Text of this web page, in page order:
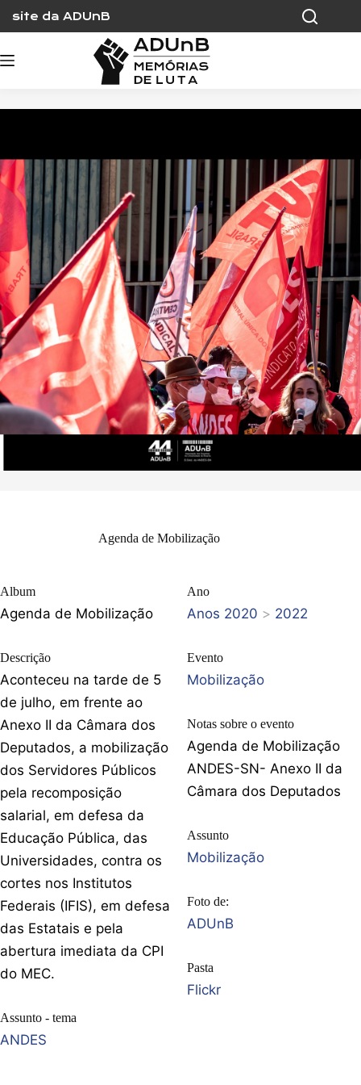
content
site da ADUnB
Agenda de Mobilização
Album
Agenda de Mobilização
Descrição
Aconteceu na tarde de 5
de julho, em frente ao
Anexo II da Câmara dos
Deputados, a mobilização
dos Servidores Públicos
pela recomposição
salarial, em defesa da
Educação Pública, das
Universidades, contra os
cortes nos Institutos
Federais (IFIS), em defesa
das Estatais e pela
abertura imediata da CPI
do MEC.
Assunto - tema
ANDES
Ano
Anos 2020 > 2022
Evento
Mobilização
Notas sobre o evento
Agenda de Mobilização
ANDES-SN- Anexo II da
Câmara dos Deputados
Assunto
Mobilização
Foto de:
ADUnB
Pasta
Flickr